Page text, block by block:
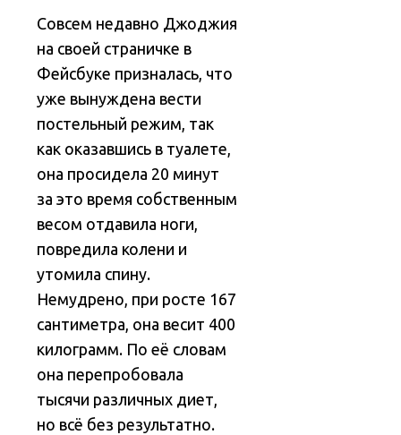
Совсем недавно Джоджия
на своей страничке в
Фейсбуке призналась, что
уже вынуждена вести
постельный режим, так
как оказавшись в туалете,
она просидела 20 минут
за это время собственным
весом отдавила ноги,
повредила колени и
утомила спину.
Немудрено, при росте 167
сантиметра, она весит 400
килограмм. По её словам
она перепробовала
тысячи различных диет,
но всё без результатно.